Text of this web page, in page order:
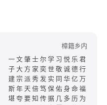
樟籍乡内
一文肇士尔学习悦乐君
子大方家奕世敬诚德行
建宗派秀发实同华亿万
斯年天倍笃保佑身命福
堪夸要知传据几多历为